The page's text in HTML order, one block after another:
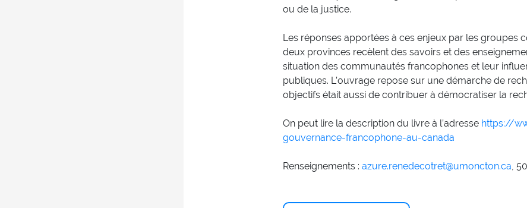
ou de la justice.
Les réponses apportées à ces enjeux par les groupes
deux provinces recèlent des savoirs et des
situation des communautés francophones et leur
publiques. L’ouvrage repose sur une démarche de
objectifs était aussi de contribuer à démocratiser la
On peut lire la description du livre à l’adresse https://
gouvernance-francophone-au-canada
Renseignements : azure.renedecotret@umoncton.ca ,